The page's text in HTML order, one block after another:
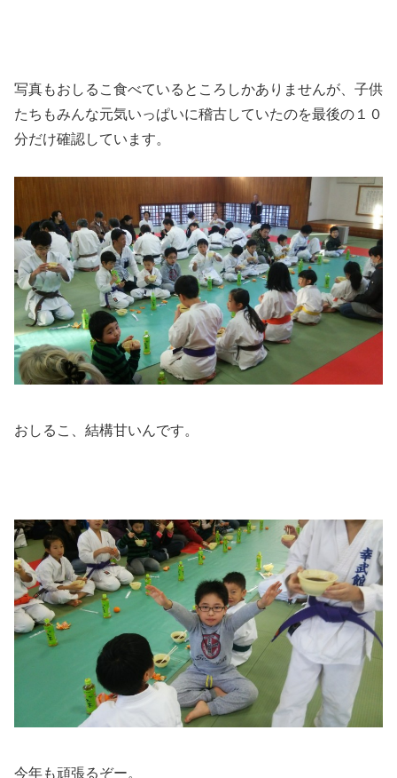
写真もおしるこ食べているところしかありませんが、子供
たちもみんな元気いっぱいに稽古していたのを最後の１０
分だけ確認しています。
おしるこ、結構甘いんです。
今年も頑張るぞー。